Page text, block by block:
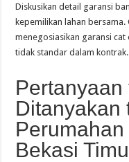
Diskusikan detail garansi
kepemilikan lahan
menegosiasikan garansi cat
tidak standar dalam kontrak.
Ditanyakan
Bekasi